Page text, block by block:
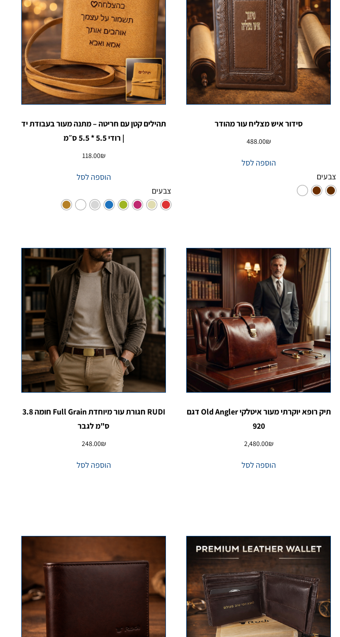
סידור איש מצליח עור מהודר
488.00₪
הוספה לסל
צבעים
תהילים קטן עם חריטה – מתנה מעור בעבודת יד
| רודי 5.5 * 5.5 ס״מ
118.00₪
הוספה לסל
צבעים
תיק רופא יוקרתי מעור איטלקי Old Angler דגם
920
2,480.00₪
הוספה לסל
RUDI חגורת עור מיוחדת Full Grain חומה 3.8
ס"מ לגבר
248.00₪
הוספה לסל